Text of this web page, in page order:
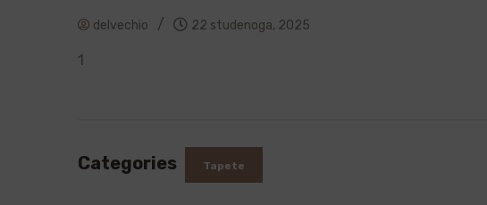
delvechio / 22 studenoga, 2025
1
Categories Tapete